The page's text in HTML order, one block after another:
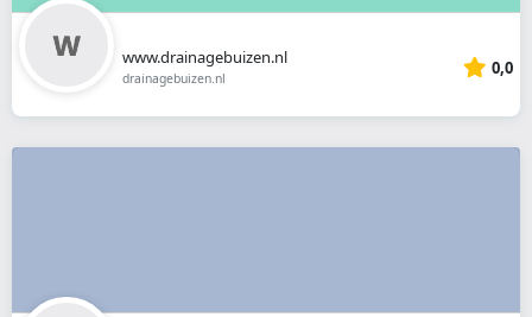
www.drainagebuizen.nl
drainagebuizen.nl 0,0